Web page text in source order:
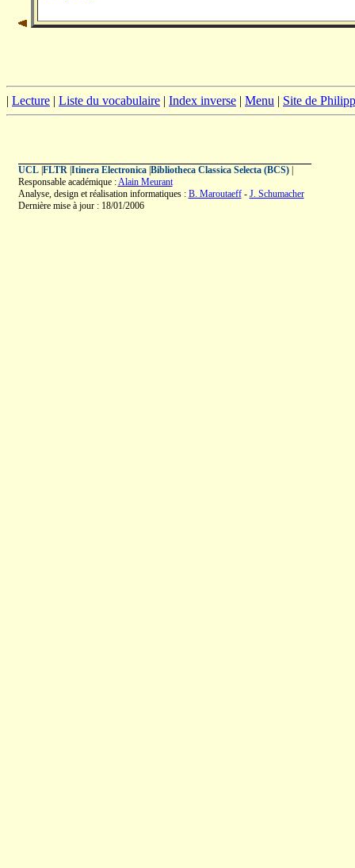
| Lecture | Liste du vocabulaire | Index inverse | Menu | Site de
UCL| FLTR| Itinera Electronica| Bibliotheca Classica Selecta (BCS)|
Responsable académique :Alain Meurant
Analyse, design et réalisation informatiques : B. Maroutaeff- J. Schumacher
Dernière mise à jour : 18/01/2006